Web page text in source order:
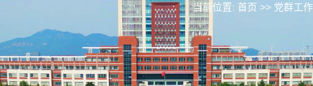
当前位置: 首页 >> 党群工作